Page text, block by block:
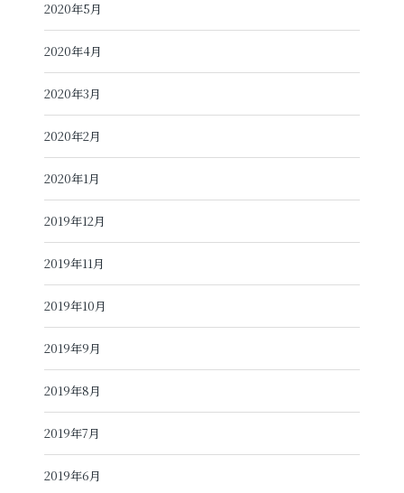
2020年5月
2020年4月
2020年3月
2020年2月
2020年1月
2019年12月
2019年11月
2019年10月
2019年9月
2019年8月
2019年7月
2019年6月